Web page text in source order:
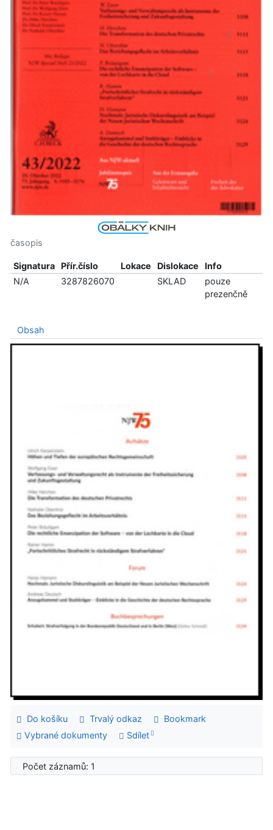
časopis
Signatura Přír.číslo Lokace Dislokace
Info
N/A
3287826070 SKLAD
pouze
prezenčně
Obsah
Do košíku Trvalý odkaz
Bookmark
Vybrané dokumenty
Sdílet
Počet záznamů: 1